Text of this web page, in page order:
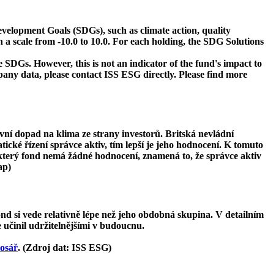
Goals (SDGs), such as climate action, quality
scale from -10.0 to 10.0. For each holding, the SDG Solutions
SDGs. However, this is not an indicator of the fund's impact to
data, please contact ISS ESG directly. Please find more
dopad na klima ze strany investorů. Britská nevládní
řízení správce aktiv, tím lepší je jeho hodnocení. K tomuto
fond nemá žádné hodnocení, znamená to, že správce aktiv
si vede relativně lépe než jeho obdobná skupina. V detailním
učinil udržitelnějšími v budoucnu.
. (Zdroj dat: ISS ESG)